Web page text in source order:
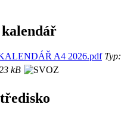
kalendář
A4 2026.pdfTyp:
kB